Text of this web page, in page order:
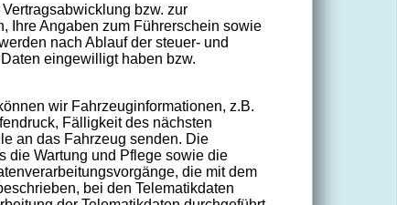
bzw. zur
Ihre Angaben zum Führerschein sowie
nach Ablauf der steuer- und
eingewilligt haben bzw.
wir Fahrzeuginformationen, z.B.
Fälligkeit des nächsten
an das Fahrzeug senden. Die
die Wartung und Pflege sowie die
die mit dem
bei den Telematikdaten